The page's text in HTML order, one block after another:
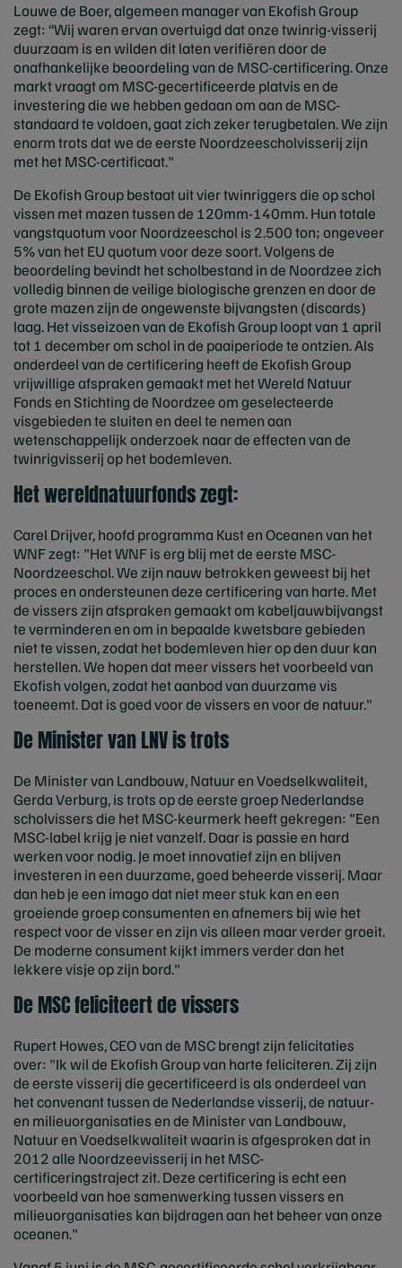
Louwe de Boer, algemeen manager van Ekofish Group
zegt: “Wij waren ervan overtuigd dat onze twinrig-visserij
duurzaam is en wilden dit laten verifiëren door de
onafhankelijke beoordeling van de MSC-certificering. Onze
markt vraagt om MSC-gecertificeerde platvis en de
investering die we hebben gedaan om aan de MSC-
standaard te voldoen, gaat zich zeker terugbetalen. We zijn
enorm trots dat we de eerste Noordzeescholvisserij zijn
met het MSC-certificaat."
De Ekofish Group bestaat uit vier twinriggers die op schol
vissen met mazen tussen de 120mm-140mm. Hun totale
vangstquotum voor Noordzeeschol is 2.500 ton; ongeveer
5% van het EU quotum voor deze soort. Volgens de
beoordeling bevindt het scholbestand in de Noordzee zich
volledig binnen de veilige biologische grenzen en door de
grote mazen zijn de ongewenste bijvangsten (discards)
laag. Het visseizoen van de Ekofish Group loopt van 1 april
tot 1 december om schol in de paaiperiode te ontzien. Als
onderdeel van de certificering heeft de Ekofish Group
vrijwillige afspraken gemaakt met het Wereld Natuur
Fonds en Stichting de Noordzee om geselecteerde
visgebieden te sluiten en deel te nemen aan
wetenschappelijk onderzoek naar de effecten van de
twinrigvisserij op het bodemleven.
Het wereldnatuurfonds zegt:
Carel Drijver, hoofd programma Kust en Oceanen van het
WNF zegt: "Het WNF is erg blij met de eerste MSC-
Noordzeeschol. We zijn nauw betrokken geweest bij het
proces en ondersteunen deze certificering van harte. Met
de vissers zijn afspraken gemaakt om kabeljauwbijvangst
te verminderen en om in bepaalde kwetsbare gebieden
niet te vissen, zodat het bodemleven hier op den duur kan
herstellen. We hopen dat meer vissers het voorbeeld van
Ekofish volgen, zodat het aanbod van duurzame vis
toeneemt. Dat is goed voor de vissers en voor de natuur."
De Minister van LNV is trots
De Minister van Landbouw, Natuur en Voedselkwaliteit,
Gerda Verburg, is trots op de eerste groep Nederlandse
scholvissers die het MSC-keurmerk heeft gekregen: "Een
MSC-label krijg je niet vanzelf. Daar is passie en hard
werken voor nodig. Je moet innovatief zijn en blijven
investeren in een duurzame, goed beheerde visserij. Maar
dan heb je een imago dat niet meer stuk kan en een
groeiende groep consumenten en afnemers bij wie het
respect voor de visser en zijn vis alleen maar verder groeit.
De moderne consument kijkt immers verder dan het
lekkere visje op zijn bord."
De MSC feliciteert de vissers
Rupert Howes, CEO van de MSC brengt zijn felicitaties
over: "Ik wil de Ekofish Group van harte feliciteren. Zij zijn
de eerste visserij die gecertificeerd is als onderdeel van
het convenant tussen de Nederlandse visserij, de natuur-
en milieuorganisaties en de Minister van Landbouw,
Natuur en Voedselkwaliteit waarin is afgesproken dat in
2012 alle Noordzeevisserij in het MSC-
certificeringstraject zit. Deze certificering is echt een
voorbeeld van hoe samenwerking tussen vissers en
milieuorganisaties kan bijdragen aan het beheer van onze
oceanen."